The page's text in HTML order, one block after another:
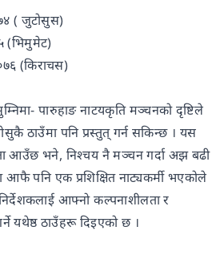
( जुटोसुस)
(भिमुमेट)
(किराचस)
पारुहाङ नाटयकृति मञ्चनको दृष्टिले
ठाउँमा पनि प्रस्तुत् गर्न सकिन्छ । यस
आउँछ भने, निश्चय नै मञ्चन गर्दा अझ बढी
पनि एक प्रशिक्षित नाट्यकर्मी भएकोले
निर्देशकलाई आफ्नो कल्पनाशीलता र
यथेष्ठ ठाउँहरू दिइएको छ ।